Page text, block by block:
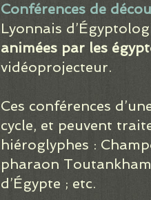
Conférences de
Lyonnais
animées par les
vidéoprojecteur.
Ces conférences
cycle, et peuvent
hiéroglyphes :
pharaon
d’Égypte ; etc.